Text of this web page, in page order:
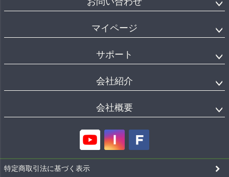
マイページ
サポート
会社紹介
会社概要
特定商取引法に基づく表示